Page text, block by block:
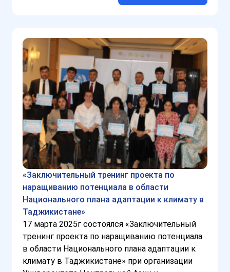
«Заключительный тренинг проекта по
наращиванию потенциала в области
Национального плана адаптации к климату в
Таджикистане»
17 марта 2025г состоялся «Заключительный
тренинг проекта по наращиванию потенциала
в области Национального плана адаптации к
климату в Таджикистане» при организации